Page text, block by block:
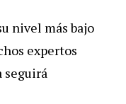
nivel más bajo
expertos
seguirá